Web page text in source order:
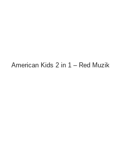
American Kids 2 in 1 – Red Muzik